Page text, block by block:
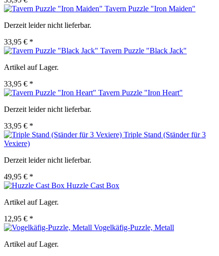
Tavern Puzzle "Iron Maiden"
Derzeit leider nicht lieferbar.
33,95 € *
Tavern Puzzle "Black Jack"
Artikel auf Lager.
33,95 € *
Tavern Puzzle "Iron Heart"
Derzeit leider nicht lieferbar.
33,95 € *
Triple Stand (Ständer für 3
Vexiere)
Derzeit leider nicht lieferbar.
49,95 € *
Huzzle Cast Box
Artikel auf Lager.
12,95 € *
Vogelkäfig-Puzzle, Metall
Artikel auf Lager.